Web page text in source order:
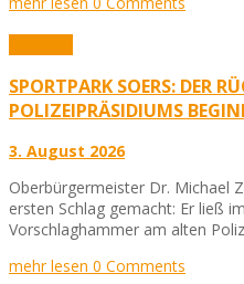
SPORTPARK SOERS: DER
POLIZEIPRÄSIDIUMS
3. August 2026
Oberbürgermeister Dr. Michael
ersten Schlag gemacht: Er ließ
Vorschlaghammer am alten
mehr lesen 0 Comments